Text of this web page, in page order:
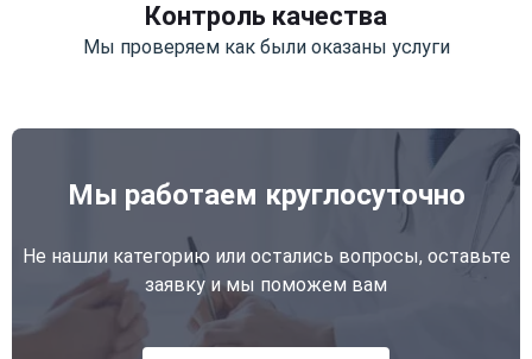
Контроль качества
Мы проверяем как были оказаны услуги
Мы работаем круглосуточно
Не нашли категорию или остались вопросы, оставьте
заявку и мы поможем вам